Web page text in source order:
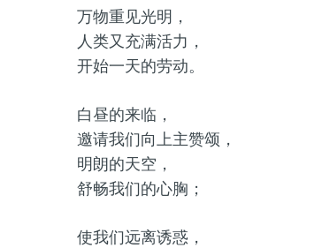
万物重见光明，
人类又充满活力，
开始一天的劳动。
白昼的来临，
邀请我们向上主赞颂，
明朗的天空，
舒畅我们的心胸；
使我们远离诱惑，